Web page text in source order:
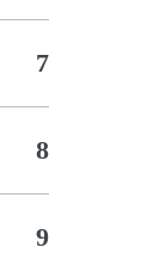
7
8
9